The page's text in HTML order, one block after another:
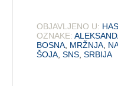
OBJAVLJENO U:
OZNAKE:
BOSNA MRŽNJA
ŠOJA ,SNS ,SRBIJA